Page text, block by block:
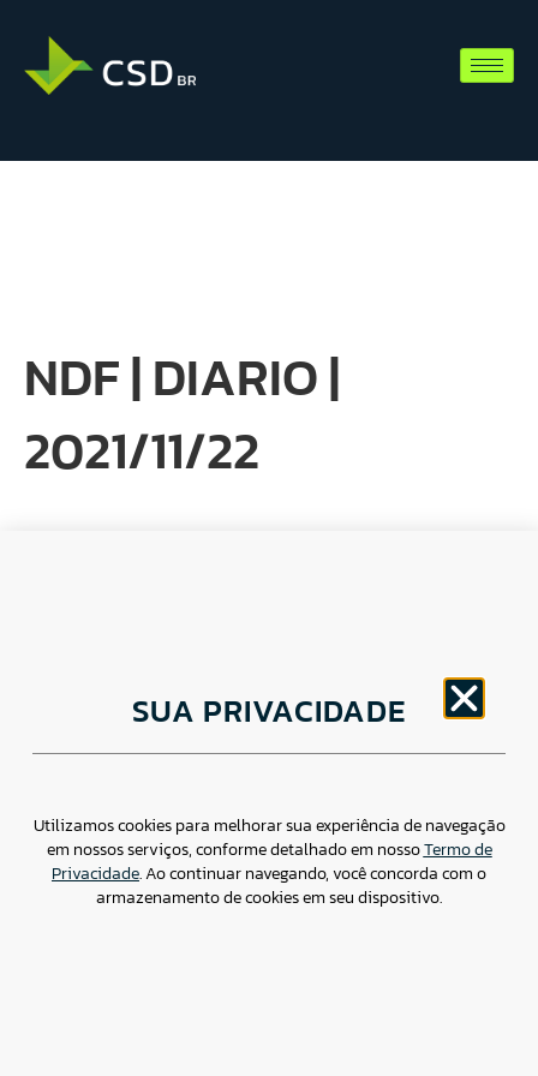
NDF | DIARIO |
2021/11/22
Av. Brigadeiro Faria Lima, 1779 – 5oAndar Jardim
Paulistano, São Paulo/ SP – CEP: 01452-914
Assessoria de imprensa: imprensa@csdbr.com
SUA PRIVACIDADE
Utilizamos cookies para melhorar sua experiência de navegação
em nossos serviços, conforme detalhado em nossoTermo de
Privacidade. Ao continuar navegando, você concorda com o
armazenamento de cookies em seu dispositivo.